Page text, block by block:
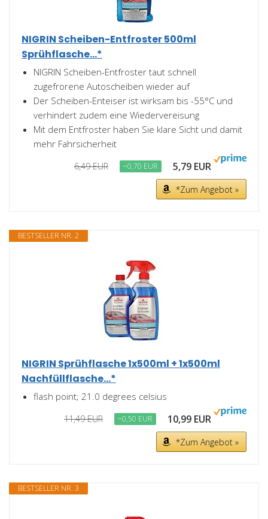
NIGRIN Scheiben-Entfroster 500ml
Sprühflasche...*
NIGRIN Scheiben-Entfroster taut schnell
zugefrorene Autoscheiben wieder auf
Der Scheiben-Enteiser ist wirksam bis -55°C und
verhindert zudem eine Wiedervereisung
Mit dem Entfroster haben Sie klare Sicht und damit
mehr Fahrsicherheit
6,49 EUR −0,70 EUR 5,79 EUR
*Zum Angebot »
BESTSELLER NR. 2
NIGRIN Sprühflasche 1x500ml + 1x500ml
Nachfüllflasche...*
flash point; 21.0 degrees celsius
11,49 EUR −0,50 EUR 10,99 EUR
*Zum Angebot »
BESTSELLER NR. 3